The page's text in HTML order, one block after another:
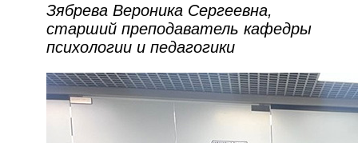
Зябрева Вероника Сергеевна,
старший преподаватель кафедры
психологии и педагогики